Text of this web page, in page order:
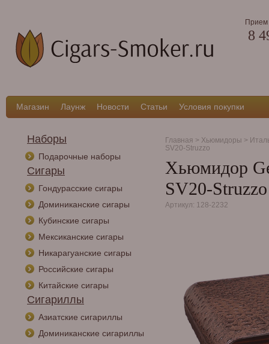
Прием
8
Магазин Лаунж Новости Статьи Условия покупки
Наборы
Подарочные наборы
Сигары
Гондурасские сигары
Доминиканские сигары
Кубинские сигары
Мексиканские сигары
Никарагуанские сигары
Российские сигары
Китайские сигары
Сигариллы
Азиатские сигариллы
Доминиканские сигариллы
Главная > Хьюмидоры >
SV20-Struzzo
Хьюмидор
SV20-Struzzo
Артикул: 128-2232